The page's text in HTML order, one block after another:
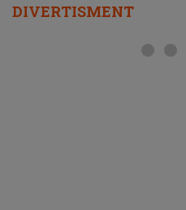
DIVERTISMENT